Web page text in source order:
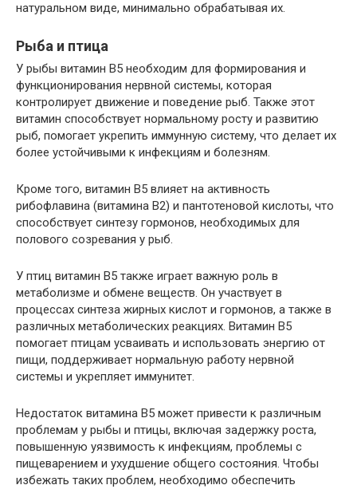
натуральном виде, минимально обрабатывая их.
Рыба и птица
У рыбы витамин B5 необходим для формирования и
функционирования нервной системы, которая
контролирует движение и поведение рыб. Также этот
витамин способствует нормальному росту и развитию
рыб, помогает укрепить иммунную систему, что делает их
более устойчивыми к инфекциям и болезням.
Кроме того, витамин B5 влияет на активность
рибофлавина (витамина B2) и пантотеновой кислоты, что
способствует синтезу гормонов, необходимых для
полового созревания у рыб.
У птиц витамин B5 также играет важную роль в
метаболизме и обмене веществ. Он участвует в
процессах синтеза жирных кислот и гормонов, а также в
различных метаболических реакциях. Витамин B5
помогает птицам усваивать и использовать энергию от
пищи, поддерживает нормальную работу нервной
системы и укрепляет иммунитет.
Недостаток витамина B5 может привести к различным
проблемам у рыбы и птицы, включая задержку роста,
повышенную уязвимость к инфекциям, проблемы с
пищеварением и ухудшение общего состояния. Чтобы
избежать таких проблем, необходимо обеспечить